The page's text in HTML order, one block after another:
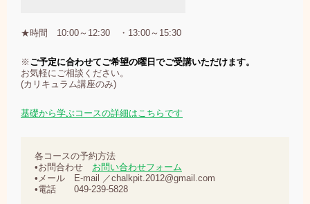
★時間 10:00～12:30 ・13:00～15:30
※ ご予定に合わせてご希望の曜日でご受講いただけます。
お気軽にご相談ください。
(カリキュラム講座のみ)
基礎から学ぶコースの詳細はこちらです
各コースの予約方法
•お問合わせ お問い合わせフォーム
•メール E-mail ／chalkpit.2012@gmail.com
•電話 049-239-5828